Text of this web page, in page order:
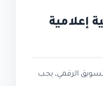
إعلامية
الرقمي، يجب